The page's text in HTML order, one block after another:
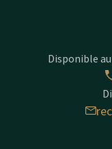
Disponible